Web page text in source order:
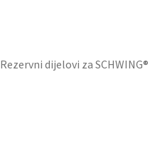
Rezervni dijelovi za SCHWING®